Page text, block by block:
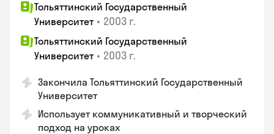
Тольяттинский Государственный
Университет • 2003 г.
Тольяттинский Государственный
Университет • 2003 г.
Закончила Тольяттинский Государственный
Университет
Использует коммуникативный и творческий
подход на уроках